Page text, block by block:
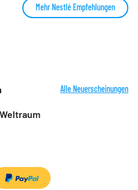
Mehr Nestlé Empfehlungen
Alle Neuerscheinungen